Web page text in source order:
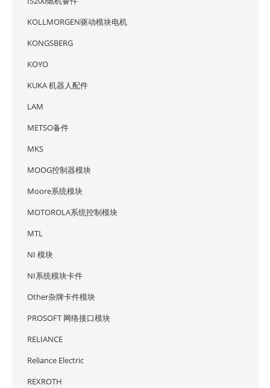
KOLLMORGEN驱动模块电机
KONGSBERG
KOYO
KUKA 机器人配件
LAM
METSO备件
MKS
MOOG控制器模块
Moore系统模块
MOTOROLA系统控制模块
MTL
NI 模块
NI系统模块卡件
Other杂牌卡件模块
PROSOFT 网络接口模块
RELIANCE
Reliance Electric
REXROTH